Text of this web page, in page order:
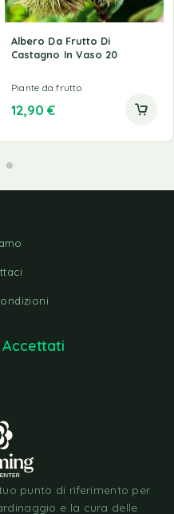
Albero Da Frutto Di
Castagno In Vaso 20
Piante da frutto
12,90 €
punto di riferimento per
e la cura delle
Accettati